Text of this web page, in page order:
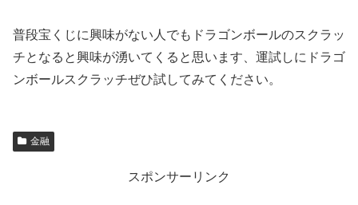
普段宝くじに興味がない人でもドラゴンボールのスクラッ
チとなると興味が湧いてくると思います、運試しにドラゴ
ンボールスクラッチぜひ試してみてください。
金融
スポンサーリンク